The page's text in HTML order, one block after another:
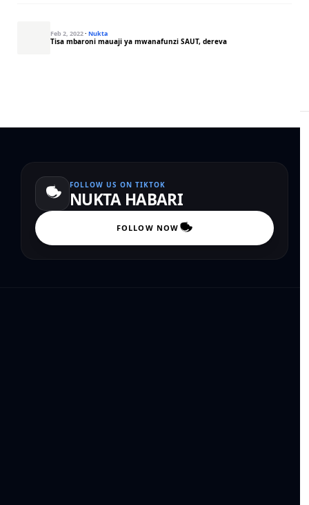
Feb 2, 2022· Nukta
Tisa mbaroni mauaji ya mwanafunzi SAUT, dereva
FOLLOW US ON TIKTOK
NUKTA HABARI
FOLLOW NOW